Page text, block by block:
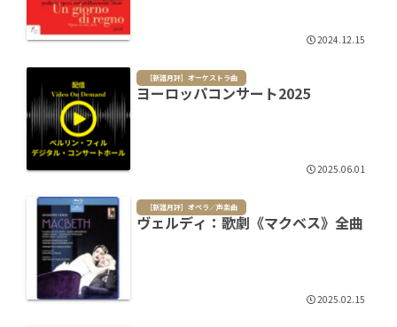
2024.12.15
［新譜月評］オーケストラ曲
ヨーロッパコンサート2025
2025.06.01
［新譜月評］オペラ／声楽曲
ヴェルディ：歌劇《マクベス》全曲
2025.02.15